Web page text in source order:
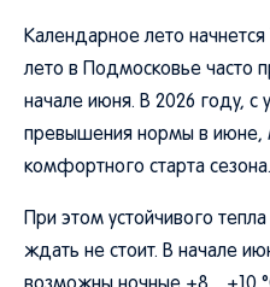
Календарное лето
лето в Подмосковье часто
начале июня. В 2026 году, с
превышения нормы в июне,
комфортного старта сезона.
При этом устойчивого
ждать не стоит. В начале